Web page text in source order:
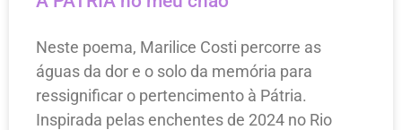
Neste poema, Marilice Costi percorre as
águas da dor e o solo da memória para
ressignificar o pertencimento à Pátria.
Inspirada pelas enchentes de 2024 no Rio